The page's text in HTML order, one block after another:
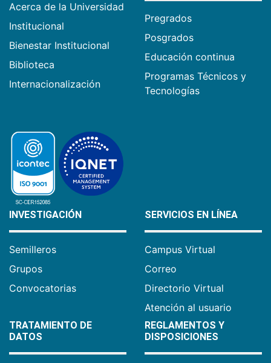
Acerca de la Universidad
Institucional
Bienestar Institucional
Biblioteca
Internacionalización
Pregrados
Posgrados
Educación continua
Programas Técnicos y
Tecnologías
INVESTIGACIÓN
Semilleros
Grupos
Convocatorias
SERVICIOS EN LÍNEA
Campus Virtual
Correo
Directorio Virtual
Atención al usuario
TRATAMIENTO DE
DATOS
REGLAMENTOS Y
DISPOSICIONES